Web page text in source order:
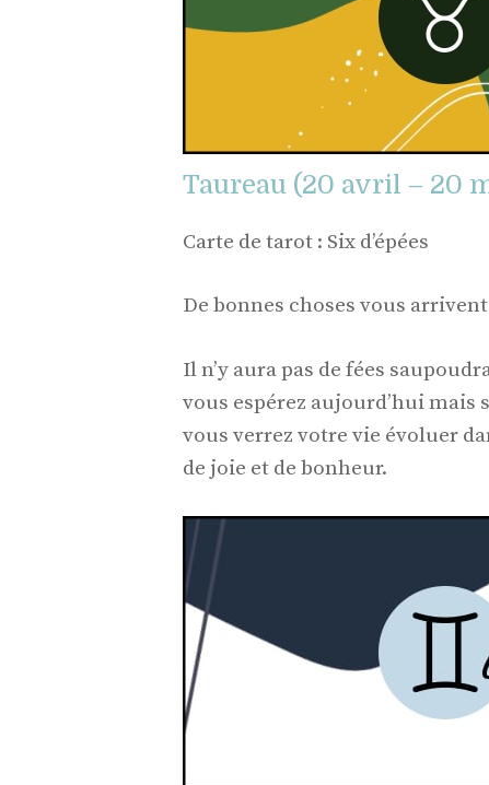
Taureau (20 avril – 20
Carte de tarot : Six d’épées
De bonnes choses vous
Il n’y aura pas de fées
vous espérez aujourd’hui
vous verrez votre vie évoluer
de joie et de bonheur.